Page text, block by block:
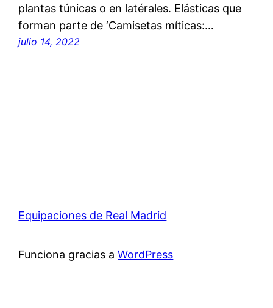
plantas túnicas o en latérales. Elásticas que
forman parte de ‘Camisetas míticas:…
julio 14, 2022
Equipaciones de Real Madrid
Funciona gracias aWordPress